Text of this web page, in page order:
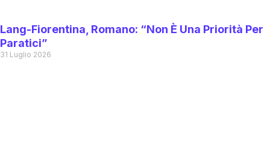
Lang-Fiorentina, Romano: “Non È Una Priorità Per
Paratici”
31 Luglio 2026